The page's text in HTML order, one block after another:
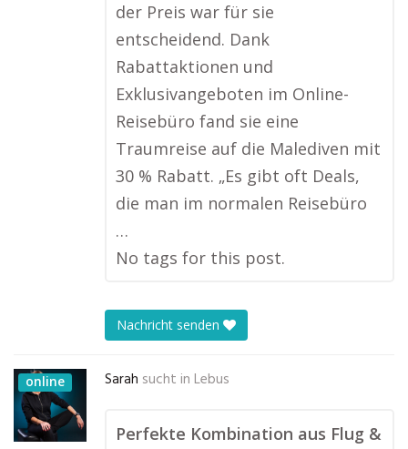
der Preis war für sie
entscheidend. Dank
Rabattaktionen und
Exklusivangeboten im Online-
Reisebüro fand sie eine
Traumreise auf die Malediven mit
30 % Rabatt. „Es gibt oft Deals,
die man im normalen Reisebüro
…
No tags for this post.
Nachricht senden
online Sarah sucht in Lebus
Perfekte Kombination aus Flug &